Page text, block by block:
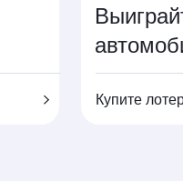
Купите